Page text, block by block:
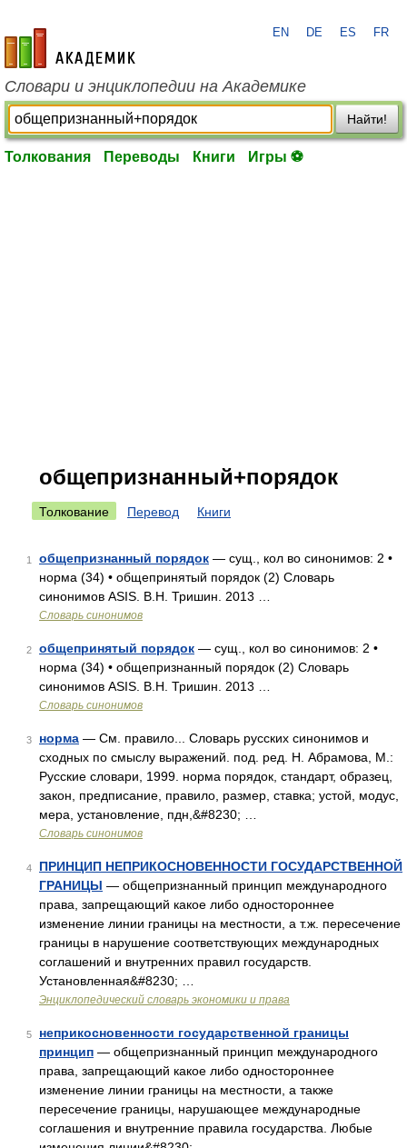
academic.ru
EN DE ES FR
Словари и энциклопедии на Академике
Найти!
Толкования Переводы Книги Игры ⚽
общепризнанный+порядок
Толкование Перевод Книги
1 общепризнанный порядок — сущ., кол во синонимов: 2 •
норма (34) • общепринятый порядок (2) Словарь
синонимов ASIS. В.Н. Тришин. 2013 …
Словарь синонимов
2 общепринятый порядок — сущ., кол во синонимов: 2 •
норма (34) • общепризнанный порядок (2) Словарь
синонимов ASIS. В.Н. Тришин. 2013 …
Словарь синонимов
3 норма — См. правило... Словарь русских синонимов и
сходных по смыслу выражений. под. ред. Н. Абрамова, М.:
Русские словари, 1999. норма порядок, стандарт, образец,
закон, предписание, правило, размер, ставка; устой, модус,
мера, установление, пдн,&#8230; …
Словарь синонимов
4
ПРИНЦИП НЕПРИКОСНОВЕННОСТИ ГОСУДАРСТВЕННОЙ
ГРАНИЦЫ — общепризнанный принцип международного
права, запрещающий какое либо одностороннее
изменение линии границы на местности, а т.ж. пересечение
границы в нарушение соответствующих международных
соглашений и внутренних правил государств.
Установленная&#8230; …
Энциклопедический словарь экономики и права
5
неприкосновенности государственной границы
принцип — общепризнанный принцип международного
права, запрещающий какое либо одностороннее
изменение линии границы на местности, а также
пересечение границы, нарушающее международные
соглашения и внутренние правила государства. Любые